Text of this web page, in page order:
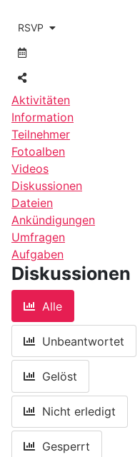
RSVP
Aktivitäten
Information
Teilnehmer
Fotoalben
Videos
Diskussionen
Dateien
Ankündigungen
Umfragen
Aufgaben
Diskussionen
Alle
Unbeantwortet
Gelöst
Nicht erledigt
Gesperrt